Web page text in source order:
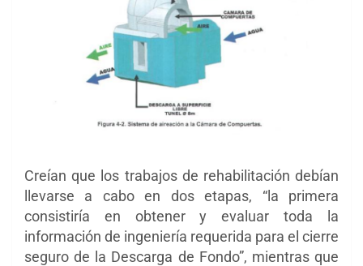
Creían que los trabajos de rehabilitación debían
llevarse a cabo en dos etapas, “la primera
consistiría en obtener y evaluar toda la
información de ingeniería requerida para el cierre
seguro de la Descarga de Fondo”, mientras que